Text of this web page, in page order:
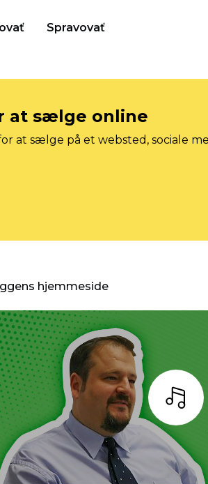
Spravovať
at sælge online
at sælge på et websted, sociale
hjemmeside
Lyt